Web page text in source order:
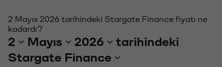
2 Mayıs 2026 tarihindeki Stargate Finance fiyatı ne
kadardı?
2 Mayıs 2026
tarihindeki
Stargate Finance